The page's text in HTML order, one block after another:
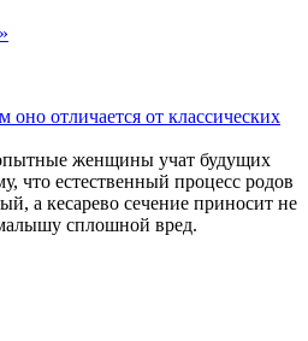
оно отличается от классических
женщины учат будущих
что естественный процесс родов
а кесарево сечение приносит не
сплошной вред.